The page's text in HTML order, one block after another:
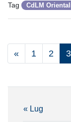
Tag
CdLM
« 1 2 3
« Lug